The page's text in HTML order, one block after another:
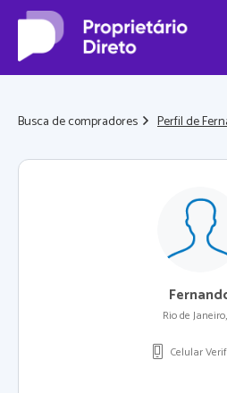
Busca de compradores Perfil de
Rio de
Celular